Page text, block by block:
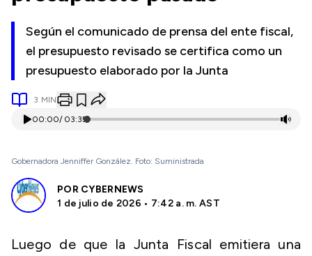
Según el comunicado de prensa del ente fiscal,
el presupuesto revisado se certifica como un
presupuesto elaborado por la Junta
3 MIN
00:00/ 03:35
Gobernadora Jenniffer González. Foto: Suministrada
POR CYBERNEWS
1 de julio de 2026 • 7:42 a. m. AST
Luego de que la Junta Fiscal emitiera una